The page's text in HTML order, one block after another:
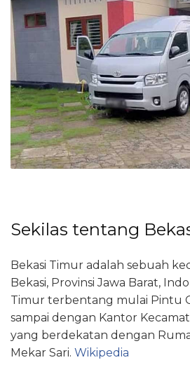
Sekilas tentang
Bekasi Timur adalah sebuah
Bekasi, Provinsi Jawa Barat,
Timur terbentang mulai Pintu
sampai dengan Kantor
yang berdekatan dengan
Mekar Sari. Wikipedia